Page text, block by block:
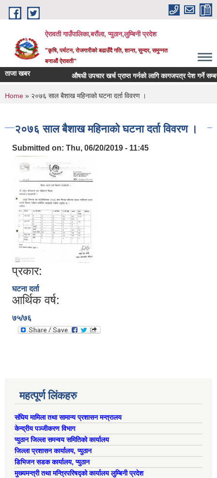
Skip to main content
ऐरावती गाउँपालिका,बरौंला, प्युठान,लुम्बिनी प्रदेश
"कृषि, पर्यटन, रोजगारीको बढाउँदै गति, शान्त, सुन्दर, समुन्नत
बनाऔं ऐरावती"
ताजा खबर औषधी उपचार खर्च प्राप्त गर्नको लागि कागजपत्र पेश गर्ने
You are here
Home » २०७६ साल बैशाख महिनाको घटना दर्ता विवरण ।
२०७६ साल बैशाख महिनाको घटना दर्ता विवरण ।
Submitted on: Thu, 06/20/2019 - 11:45
प्रकार:
घटना दर्ता
आर्थिक वर्ष:
७५/७६
महत्पूर्ण लिंकहरु
संघिय मामिला तथा सामान्य प्रशासन मन्त्रालय
केन्द्रीय पञ्जीकरण विभाग
प्युठान जिल्ला समन्वय समितिको कार्यालय
जिल्ला प्रशासन कार्यालय, प्युठान
डिभिजन सडक कार्यालय, प्युठान
मुख्यमन्त्री तथा मन्त्रिपरिषद्को कार्यालय लुम्बिनी प्रदेश